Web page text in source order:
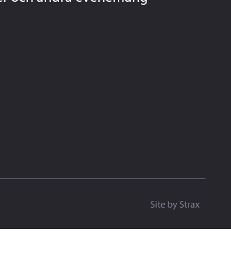
Site by Strax